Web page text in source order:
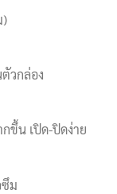
)
วกล่อง
ขึ้น เปิด-ปิดง่าย
ม